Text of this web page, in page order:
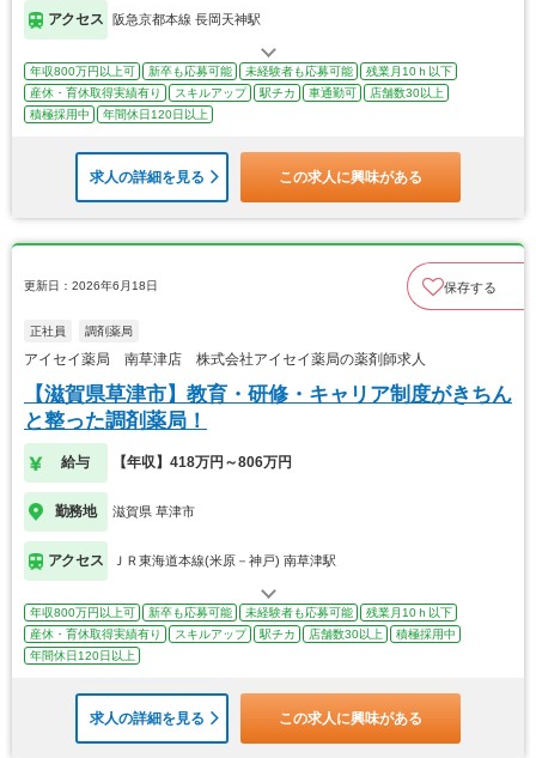
アクセス 阪急京都本線 長岡天神駅
年収800万円以上可 新卒も応募可能 未経験者も応募可能
残業月10ｈ以下
産休・育休取得実績有り
スキルアップ 駅チカ 車通勤可
店舗数30以上
積極採用中
年間休日120日以上
求人の詳細を見る この求人に興味がある
更新日：2026年6月18日 保存する
正社員 調剤薬局
アイセイ薬局 南草津店 株式会社アイセイ薬局の薬剤師求人
【滋賀県草津市】教育・研修・キャリア制度がきちん
と整った調剤薬局！
給与 【年収】418万円～806万円
勤務地 滋賀県 草津市
アクセス ＪＲ東海道本線(米原－神戸) 南草津駅
年収800万円以上可 新卒も応募可能 未経験者も応募可能
残業月10ｈ以下
産休・育休取得実績有り
スキルアップ 駅チカ 店舗数30以上
積極採用中
年間休日120日以上
求人の詳細を見る この求人に興味がある